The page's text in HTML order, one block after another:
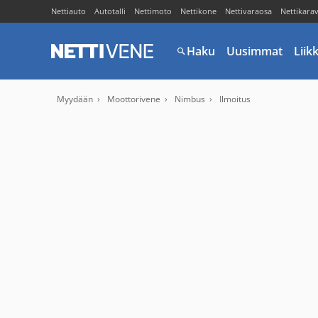
Nettiauto Autotalli Nettimoto Nettikone Nettivaraosa
Haku Uusimmat
Myydään Moottorivene Nimbus Ilmoitus